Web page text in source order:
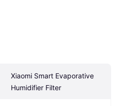
Xiaomi Smart Evaporative
Humidifier Filter